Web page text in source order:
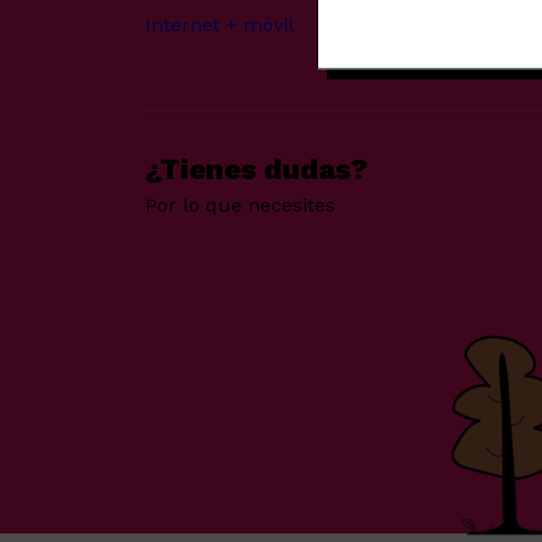
Internet + móvil
Móviles
¿Tienes dudas?
Por lo que necesites